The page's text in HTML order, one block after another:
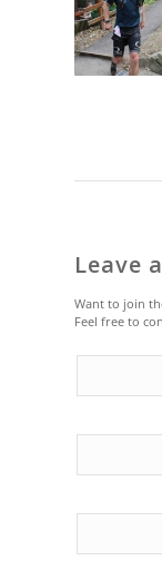
Leave
Want to join
Feel free to